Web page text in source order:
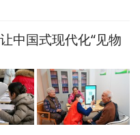
中国式现代化“见物